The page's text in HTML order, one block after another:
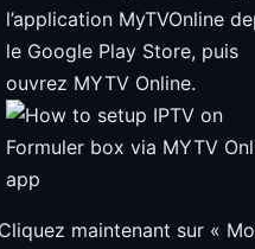
l’application MyTVOnline
le Google Play Store, puis
ouvrez MYTV Online.
maintenant sur «